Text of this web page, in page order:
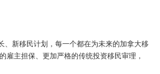
、新移民计划，每一个都在为未来的加拿大移
雇主担保、更加严格的传统投资移民审理，